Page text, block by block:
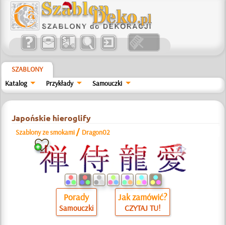
SZABLONY
Katalog
Przykłady Samouczki
Japońskie hieroglify
Szablony ze smokami / Dragon02
a
Porady
Samouczki
Jak zamówić?
CZYTAJ TU!